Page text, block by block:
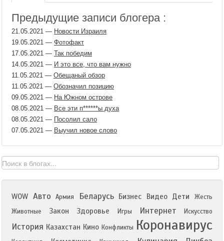
Предыдущие записи блогера :
21.05.2021 — Новости Израиля
19.05.2021 — Фотофакт
17.05.2021 — Так победим
14.05.2021 — И это все, что вам нужно
11.05.2021 — Обещаный обзор
11.05.2021 — Обозначил позицию
09.05.2021 — На Южном острове
08.05.2021 — Все эти п​******ы духа
08.05.2021 — Посолил сало
07.05.2021 — Выучил новое слово
WOW Авто Армия Беларусь Бизнес Видео Дети
Жесть
Животные
Закон Здоровье Игры Интернет Искусство
История Казахстан Кино Конфликты Коронавирус